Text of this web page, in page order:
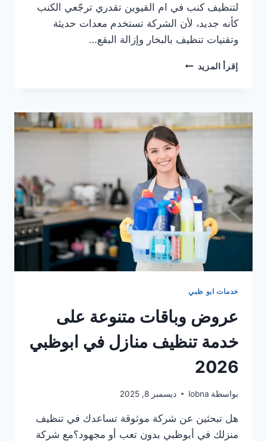
لتنظيف كنب في ام القيوين تقدري ترجّعي الكنب
كأنه جديد، لأن الشركة تستخدم معدات حديثة
وتقنيات تنظيف بالبخار وإزالة البقع…
إقرأ المزيد عروض
تنظيف
كنب
القيوين
خدمات ابو ظبي
عروض وباقات متنوعة على
خدمة تنظيف منازل في ابوظبي
2026
بواسطة lobna ديسمبر 8, 2025
هل تبحثين عن شركة موثوقة تساعدك في تنظيف
منزلك في أبوظبي بدون تعب أو مجهود؟مع شركة